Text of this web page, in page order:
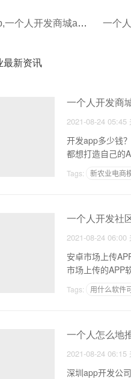
一个人开发一款app,一个人开发商城app要多久
最新资讯
一个人开发商
2021-08-24 05:45
开发app多少钱
都想打造自己的
Tags: 新农业电商
一个人开发社
2021-08-24 06:00
安卓市场上传
Tags: 用什么软件
一个人怎么地
2021-08-24 06:15
深圳app开发公